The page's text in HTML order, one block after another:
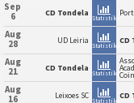
Sep
6
CD Tondela
Statistika
Aug
28
UD Leiria
Statistika
CD
Aug
21
CD Tondela
Statistika
Aug
16
Leixoes SC
Statistika
CD